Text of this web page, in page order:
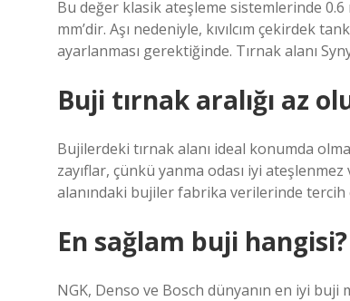
Bu değer klasik ateşleme sistemlerinde
mm’dir. Aşı nedeniyle, kıvılcım çekirdek
ayarlanması gerektiğinde. Tırnak alanı
Buji tırnak aralığı az
Bujilerdeki tırnak alanı ideal konumda
zayıflar, çünkü yanma odası iyi
alanındaki bujiler fabrika verilerinde tercih
En sağlam buji hangisi?
NGK, Denso ve Bosch dünyanın en iyi buji